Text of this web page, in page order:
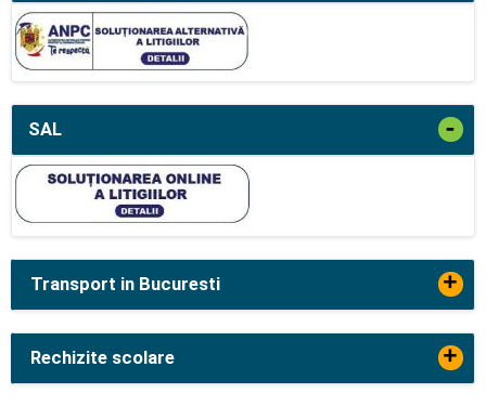
SAL -
Transport in Bucuresti +
Rechizite scolare +